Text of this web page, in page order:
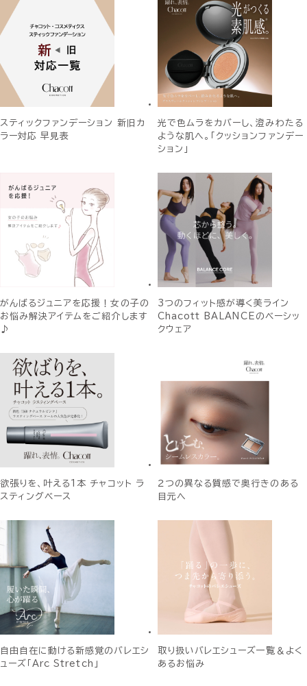
スティックファンデーション 新旧カ
ラー対応 早見表
光で色ムラをカバーし、澄みわたる
ような肌へ。「クッションファンデー
ション」
がんばるジュニアを応援！女の子の
お悩み解決アイテムをご紹介します
♪
3つのフィット感が導く美ライン
Chacott BALANCEのベーシッ
クウェア
欲張りを、叶える1本 チャコット ラ
スティングベース
２つの異なる質感で奥行きのある
目元へ
自由自在に動ける新感覚のバレエシ
ューズ「Arc Stretch」
取り扱いバレエシューズ一覧＆よく
あるお悩み